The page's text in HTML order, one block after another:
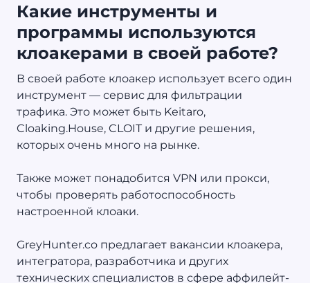
Какие инструменты и
программы используются
клоакерами в своей работе?
В своей работе клоакер использует всего один
инструмент — сервис для фильтрации
трафика. Это может быть Keitaro,
Cloaking.House, CLOIT и другие решения,
которых очень много на рынке.
Также может понадобится VPN или прокси,
чтобы проверять работоспособность
настроенной клоаки.
GreyHunter.co предлагает вакансии клоакера,
интегратора, разработчика и других
технических специалистов в сфере аффилейт-